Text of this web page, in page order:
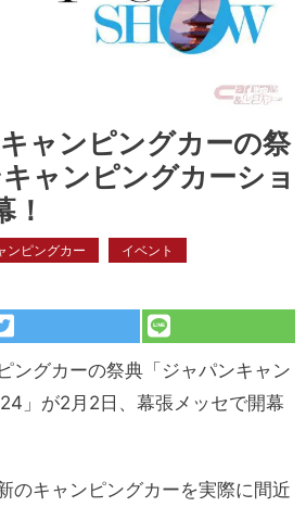
ャンピングカーの祭
ャンピングカーショ
ンピングカー イベント
ングカーの祭典「ジャパンキャン
」が2月2日、幕張メッセで開幕
のキャンピングカーを実際に間近